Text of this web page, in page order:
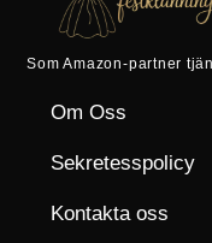
Som Amazon-partner
Om Oss
Sekretesspolicy
Kontakta oss